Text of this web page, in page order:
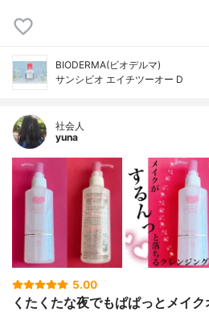
BIODERMA(ビオデルマ)
サンシビオ エイチツーオー D
社会人
yuna
5.00
くたくたな夜でもぱぱっとメイ